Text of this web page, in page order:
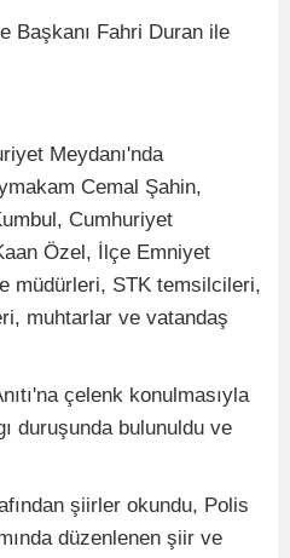
Başkanı Fahri Duran ile
Meydanı'nda
Cemal Şahin,
Cumhuriyet
Özel, İlçe Emniyet
müdürleri, STK temsilcileri,
muhtarlar ve vatandaş
çelenk konulmasıyla
duruşunda bulunuldu ve
şiirler okundu, Polis
düzenlenen şiir ve